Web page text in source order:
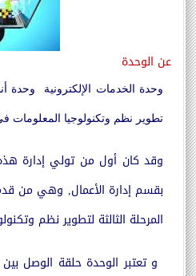
عن الوحدة
وحدة الخدمات الإلكترونية وحدة
تطوير نظم وتكنولوجيا المعلومات
وقد كان أول من تولي إدارة
بقسم إدارة الأعمال, وهي من
المرحلة الثالثة لتطوير نظم
و تعتبر الوحدة حلقة الوصل